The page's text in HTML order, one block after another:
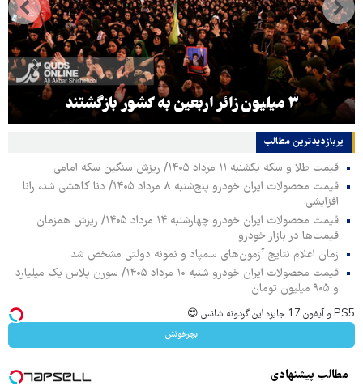
۳ میلیون زائر اربعین به کشور بازگشتند
پربازدیدترین‌ مطالب
قیمت طلا و سکه یکشنبه ۱۱ مرداد ۱۴۰۵/ ریزش سنگین سکه امامی
قیمت محصولات ایران خودرو پنج‌شنبه ۸ مرداد ۱۴۰۵/ دنا کاهشی شد، رانا
افزایشی
قیمت محصولات ایران خودرو چهارشنبه ۱۴ مرداد ۱۴۰۵/ ریزش همزمان
قیمت‌ها در بازار خودرو
زمان اعلام نتایج آزمون‌های سمپاد و نمونه دولتی مشخص شد
قیمت محصولات ایران خودرو شنبه ۱۰ مرداد ۱۴۰۵/ سورن پلاس یک میلیارد
و ۹۰۵ میلیون تومان
PS5 و آیفون 17 جایزه این گردونه شانس 😍
بچرخونش
مطالب پیشنهادی